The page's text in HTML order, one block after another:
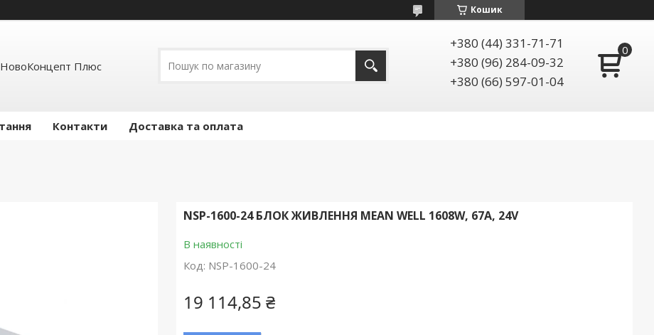
Кошик
НовоКонцепт Плюс
+380 (44) 331-71-71
+380 (96) 284-09-32
+380 (66) 597-01-04
Контакти Доставка та оплата
NSP-1600-24 БЛОК ЖИВЛЕННЯ MEAN WELL 1608W, 67A, 24V
В наявності
Код: NSP-1600-24
19 114,85 ₴